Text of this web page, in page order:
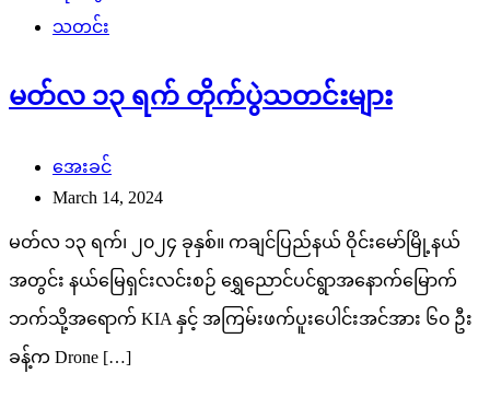
သတင်း
မတ်လ ၁၃ ရက် တိုက်ပွဲသတင်းများ
အေးခင်
March 14, 2024
မတ်လ ၁၃ ရက်၊ ၂၀၂၄ ခုနှစ်။ ကချင်ပြည်နယ် ဝိုင်းမော်မြို့နယ်
အတွင်း နယ်မြေရှင်းလင်းစဉ် ရွှေညောင်ပင်ရွာအနောက်မြောက်
ဘက်သို့အရောက် KIA နှင့် အကြမ်းဖက်ပူးပေါင်းအင်အား ၆၀ ဦး
ခန့်က Drone […]